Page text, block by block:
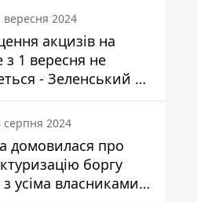
вересня 2024
акцизів на
з 1 вересня не
- Зеленський не
закон
серпня 2024
домовилася про
боргу
усіма власниками